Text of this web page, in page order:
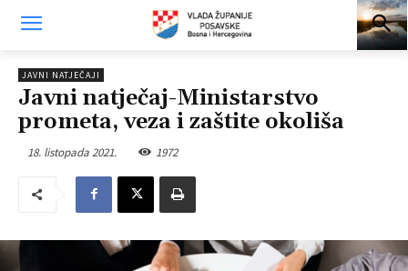
JAVNI NATJEČAJI
Javni natječaj-Ministarstvo
prometa, veza i zaštite okoliša
18. listopada 2021. 1972